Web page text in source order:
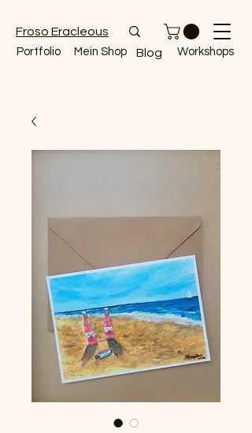
Froso Eracleous
Portfolio Mein Shop Blog Workshops